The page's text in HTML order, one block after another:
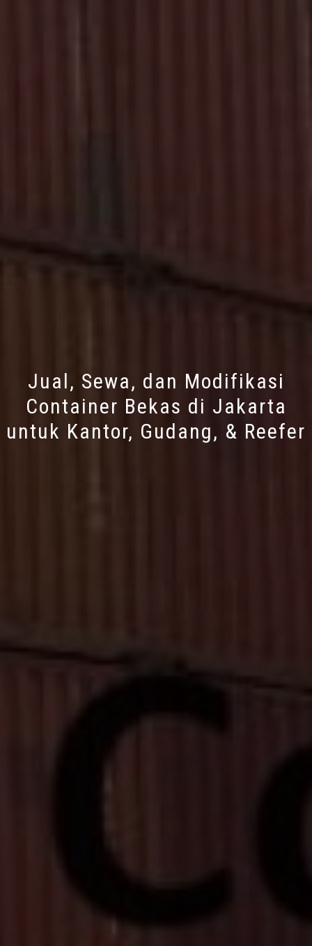
Jual, Sewa, dan Modifikasi
Container Bekas di Jakarta
untuk Kantor, Gudang, & Reefer